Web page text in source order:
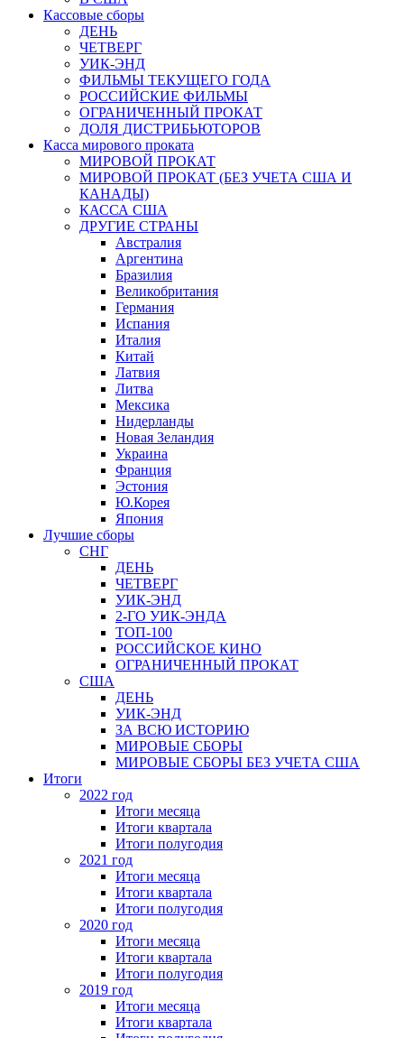
Кассовые сборы
ДЕНЬ
ЧЕТВЕРГ
УИК-ЭНД
ФИЛЬМЫ ТЕКУЩЕГО ГОДА
РОССИЙСКИЕ ФИЛЬМЫ
ОГРАНИЧЕННЫЙ ПРОКАТ
ДОЛЯ ДИСТРИБЬЮТОРОВ
Касса мирового проката
МИРОВОЙ ПРОКАТ
МИРОВОЙ ПРОКАТ (БЕЗ УЧЕТА США И
КАНАДЫ)
КАССА США
ДРУГИЕ СТРАНЫ
Австралия
Аргентина
Бразилия
Великобритания
Германия
Испания
Италия
Китай
Латвия
Литва
Мексика
Нидерланды
Новая Зеландия
Украина
Франция
Эстония
Ю.Корея
Япония
Лучшие сборы
СНГ
ДЕНЬ
ЧЕТВЕРГ
УИК-ЭНД
2-ГО УИК-ЭНДА
ТОП-100
РОССИЙСКОЕ КИНО
ОГРАНИЧЕННЫЙ ПРОКАТ
США
ДЕНЬ
УИК-ЭНД
ЗА ВСЮ ИСТОРИЮ
МИРОВЫЕ СБОРЫ
МИРОВЫЕ СБОРЫ БЕЗ УЧЕТА США
Итоги
2022 год
Итоги месяца
Итоги квартала
Итоги полугодия
2021 год
Итоги месяца
Итоги квартала
Итоги полугодия
2020 год
Итоги месяца
Итоги квартала
Итоги полугодия
2019 год
Итоги месяца
Итоги квартала